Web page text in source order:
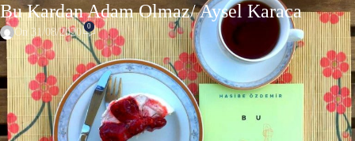
Bu Kardan Adam Olmaz/ Aysel Karaca
On 31/08/2020 0
Bu Kardan Adam Olmaz
Bir karınca hikâyesidir belki de ömür, fasit bir alyansın içinde döner
durur. Oysa yazarın söylediğine göre karınca boyunu çoktan aşmıştır.
Sevgili arkadaşım Hasibe Özdemir’in öykü kitabı
Kardan Adam Olmaz